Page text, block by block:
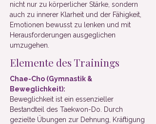
nicht nur zu körperlicher Stärke, sondern
auch zu innerer Klarheit und der Fähigkeit,
Emotionen bewusst zu lenken und mit
Herausforderungen ausgeglichen
umzugehen. ​
Elemente des Trainings
Chae-Cho (Gymnastik &
Beweglichkeit):
Beweglichkeit ist ein essenzieller
Bestandteil des Taekwon-Do. Durch
gezielte Übungen zur Dehnung, Kräftigung